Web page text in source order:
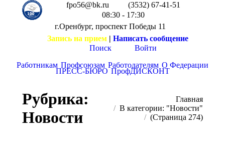
fpo56@bk.ru
(3532) 67-41-51
08:30 - 17:30
г.Оренбург, проспект Победы 11
Запись на прием| Написать сообщение
Поиск
Войти
Работникам Профсоюзам Работодателям О Федерации
ПРЕСС-БЮРО ПрофДИСКОНТ
Рубрика:
Новости
Главная
В категории: "Новости"
(Страница 274)